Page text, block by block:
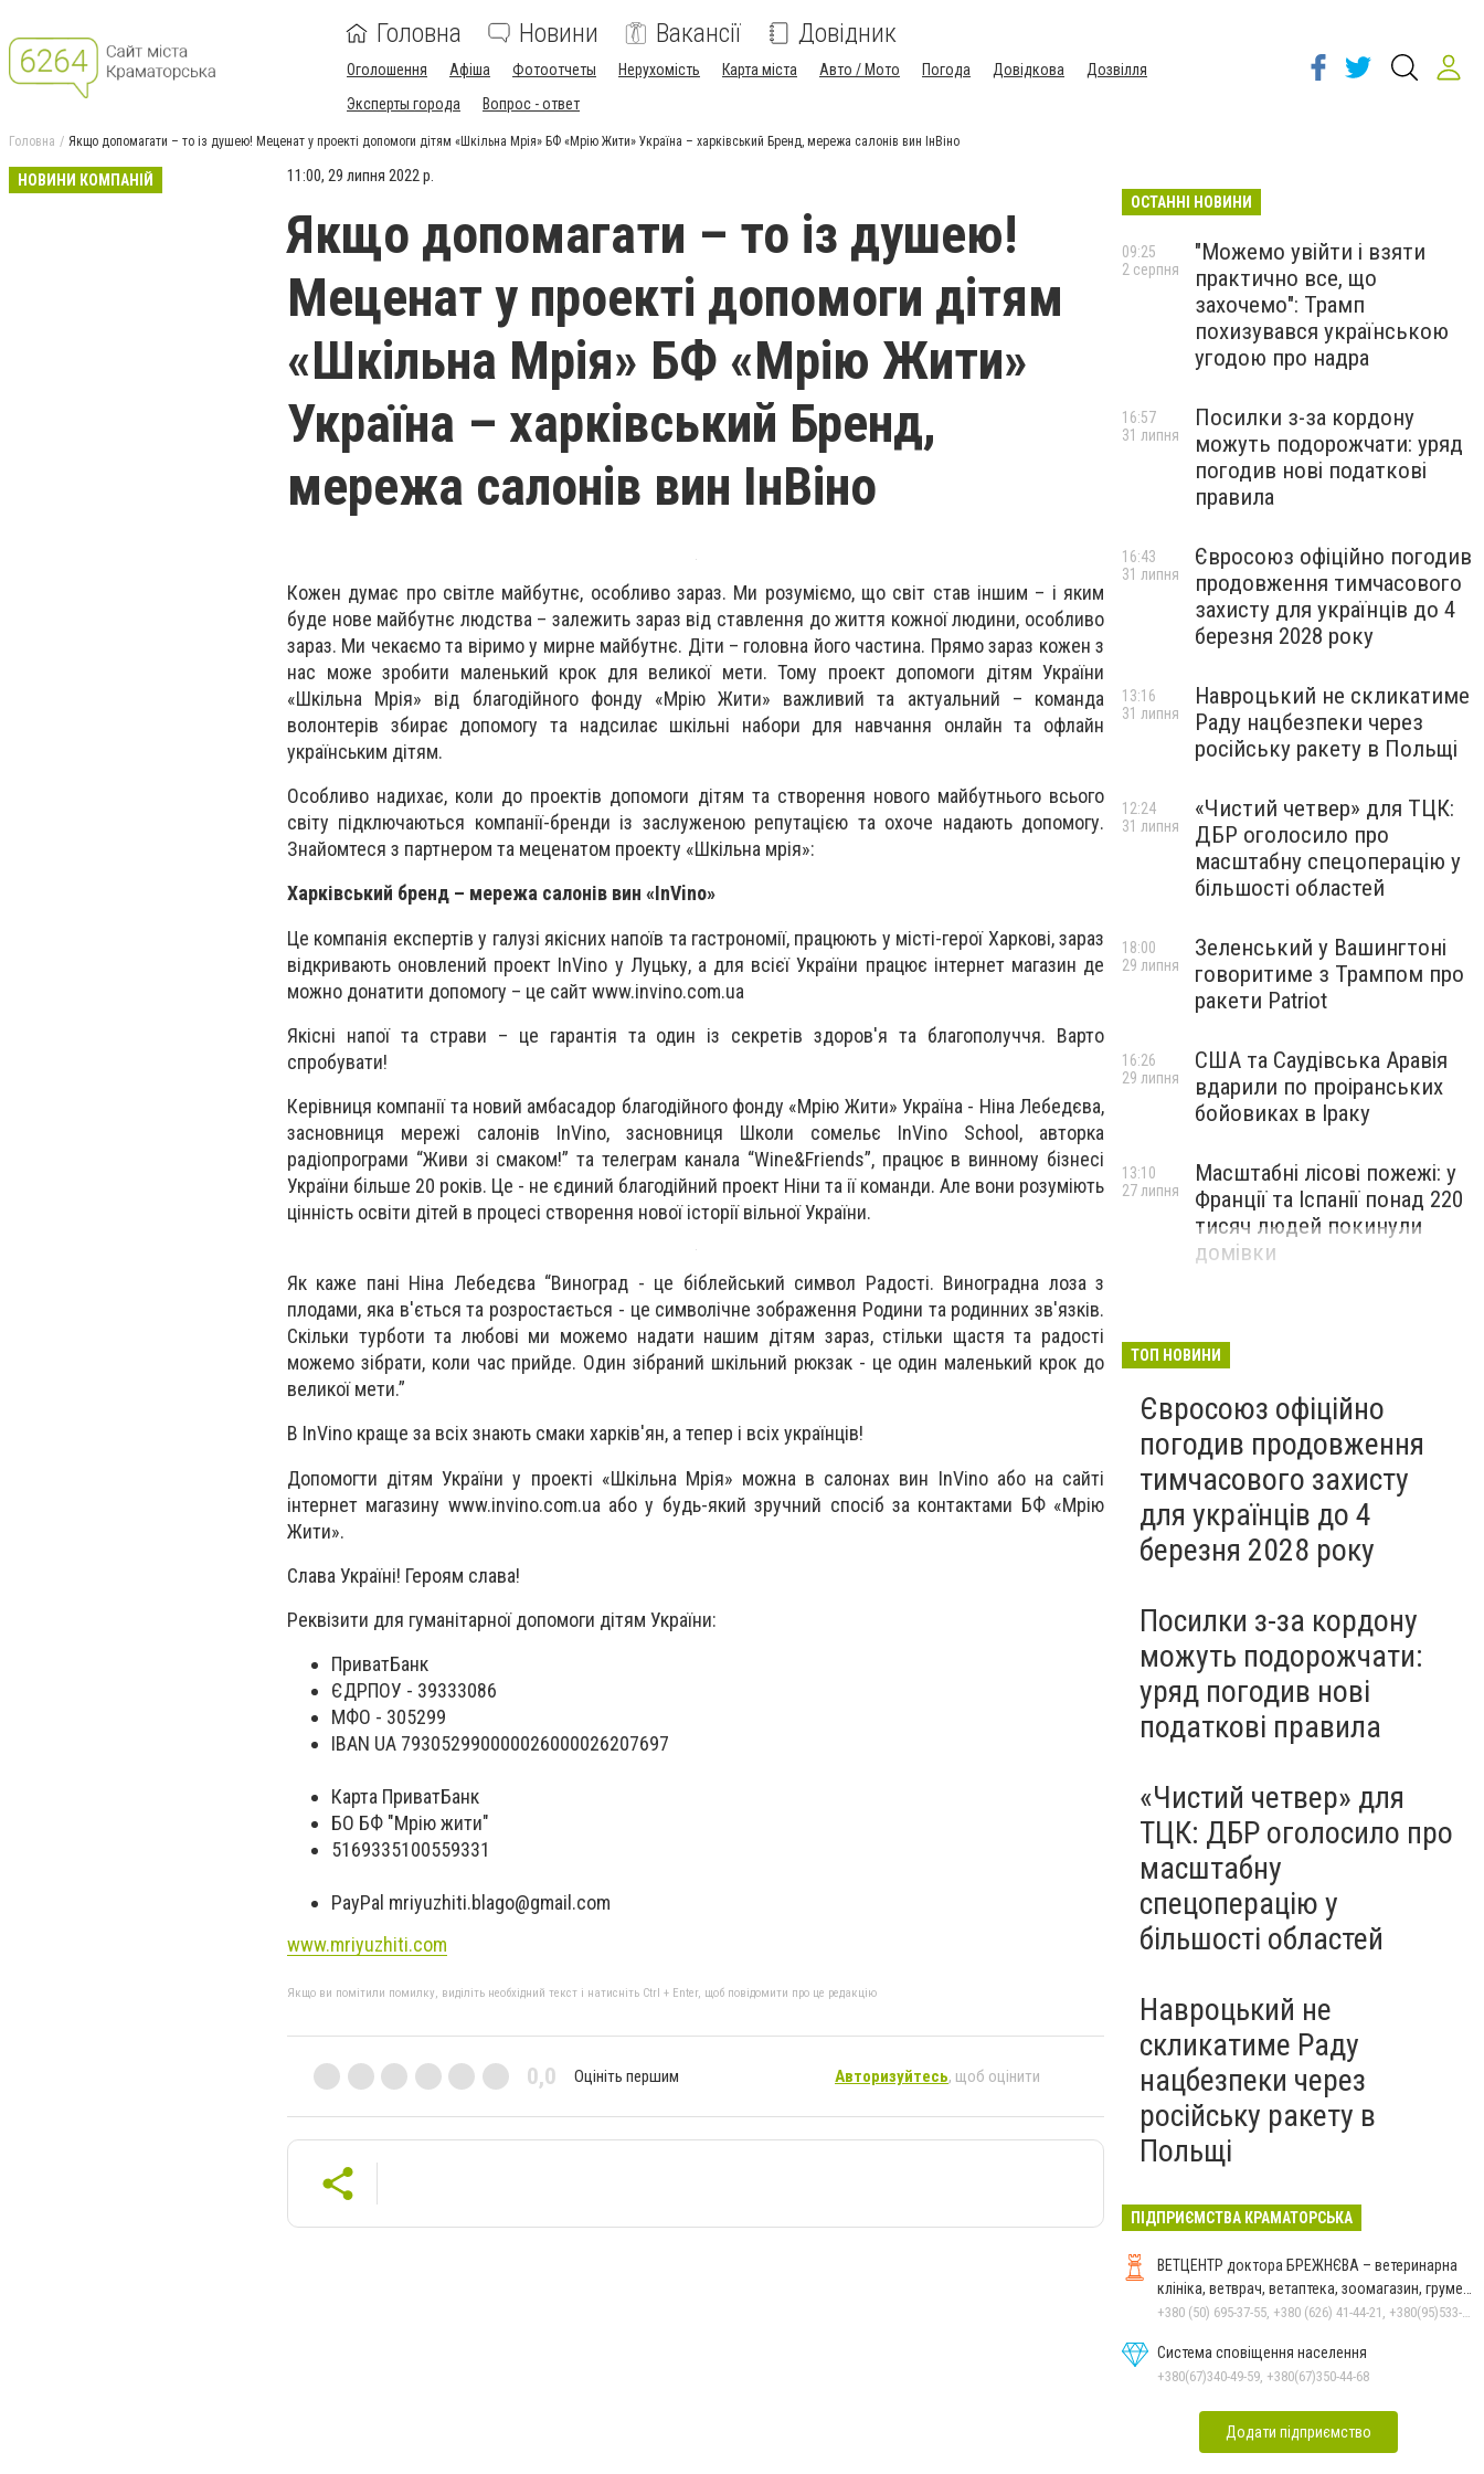
Головна Новини Вакансії Довідник
Оголошення Афіша Фотоотчеты Нерухомість Карта міста Авто / Мото Погода Довідкова
Дозвілля
Эксперты города
Вопрос - ответ
Головна Якщо допомагати – то із душею! Меценат у проекті допомоги дітям «Шкільна Мрія» БФ «Мрію Жити» Україна – харківський Бренд, мережа салонів вин ІнВіно
НОВИНИ КОМПАНІЙ 11:00, 29 липня 2022 р.
Якщо допомагати – то із душею!
Меценат у проекті допомоги дітям
«Шкільна Мрія» БФ «Мрію Жити»
Україна – харківський Бренд,
мережа салонів вин ІнВіно
Кожен думає про світле майбутнє, особливо зараз. Ми розуміємо, що світ став іншим – і яким
буде нове майбутнє людства – залежить зараз від ставлення до життя кожної людини, особливо
зараз. Ми чекаємо та віримо у мирне майбутнє. Діти – головна його частина. Прямо зараз кожен з
нас може зробити маленький крок для великої мети. Тому проект допомоги дітям України
«Шкільна Мрія» від благодійного фонду «Мрію Жити» важливий та актуальний – команда
волонтерів збирає допомогу та надсилає шкільні набори для навчання онлайн та офлайн
українським дітям.
Особливо надихає, коли до проектів допомоги дітям та створення нового майбутнього всього
світу підключаються компанії-бренди із заслуженою репутацією та охоче надають допомогу.
Знайомтеся з партнером та меценатом проекту «Шкільна мрія»:
Харківський бренд – мережа салонів вин «InVino»
Це компанія експертів у галузі якісних напоїв та гастрономії, працюють у місті-герої Харкові, зараз
відкривають оновлений проект InVino у Луцьку, а для всієї України працює інтернет магазин де
можно донатити допомогу – це сайт www.invino.com.ua
Якісні напої та страви – це гарантія та один із секретів здоров'я та благополуччя. Варто
спробувати!
Керівниця компанії та новий амбасадор благодійного фонду «Мрію Жити» Україна - Ніна Лебедєва,
засновниця мережі салонів InVino, засновниця Школи сомельє InVino School, авторка
радіопрограми “Живи зі смаком!” та телеграм канала “Wine&Friends”, працює в винному бізнесі
України більше 20 років. Це - не єдиний благодійний проект Ніни та ії команди. Але вони розуміють
цінність освіти дітей в процесі створення нової історії вільної України.
Як каже пані Ніна Лебедєва “Виноград - це біблейський символ Радості. Виноградна лоза з
плодами, яка в'ється та розростається - це символічне зображення Родини та родинних зв'язків.
Скільки турботи та любові ми можемо надати нашим дітям зараз, стільки щастя та радості
можемо зібрати, коли час прийде. Один зібраний шкільний рюкзак - це один маленький крок до
великої мети.”
В InVino краще за всіх знають смаки харків'ян, а тепер і всіх українців!
Допомогти дітям України у проекті «Шкільна Мрія» можна в салонах вин InVino або на сайті
інтернет магазину www.invino.com.ua або у будь-який зручний спосіб за контактами БФ «Мрію
Жити».
Слава Україні! Героям слава!
Реквізити для гуманітарної допомоги дітям України:
ПриватБанк
ЄДРПОУ - 39333086
МФО - 305299
IBAN UA 793052990000026000026207697
Карта ПриватБанк
БО БФ "Мрію жити"
5169335100559331
PayPal mriyuzhiti.blago@gmail.com
www.mriyuzhiti.com
Якщо ви помітили помилку, виділіть необхідний текст і натисніть Ctrl + Enter, щоб повідомити про це редакцію
0,0 Оцініть першим Авторизуйтесь, щоб оцінити
ОСТАННІ НОВИНИ
"Можемо увійти і взяти
практично все, що
захочемо": Трамп
похизувався українською
угодою про надра
09:25
2 серпня
Посилки з-за кордону
можуть подорожчати: уряд
погодив нові податкові
правила
16:57
31 липня
Євросоюз офіційно погодив
продовження тимчасового
захисту для українців до 4
березня 2028 року
16:43
31 липня
Навроцький не скликатиме
Раду нацбезпеки через
російську ракету в Польщі
13:16
31 липня
«Чистий четвер» для ТЦК:
ДБР оголосило про
масштабну спецоперацію у
більшості областей
12:24
31 липня
Зеленський у Вашингтоні
говоритиме з Трампом про
ракети Patriot
18:00
29 липня
США та Саудівська Аравія
вдарили по проіранських
бойовиках в Іраку
16:26
29 липня
Масштабні лісові пожежі: у
Франції та Іспанії понад 220
тисяч людей покинули
домівки
13:10
27 липня
ТОП НОВИНИ
Євросоюз офіційно
погодив продовження
тимчасового захисту
для українців до 4
березня 2028 року
Посилки з-за кордону
можуть подорожчати:
уряд погодив нові
податкові правила
«Чистий четвер» для
ТЦК: ДБР оголосило про
масштабну
спецоперацію у
більшості областей
Навроцький не
скликатиме Раду
нацбезпеки через
російську ракету в
Польщі
ПІДПРИЄМСТВА КРАМАТОРСЬКА
ВЕТЦЕНТР доктора БРЕЖНЄВА – ветеринарна
клініка, ветврач, ветаптека, зоомагазин, грумер,
стрижки.
+380 (50) 695-37-55, +380 (626) 41-44-21, +380(95)533-90-03
Система сповіщення населення
+380(67)340-49-59, +380(67)350-44-68
Додати підприємство